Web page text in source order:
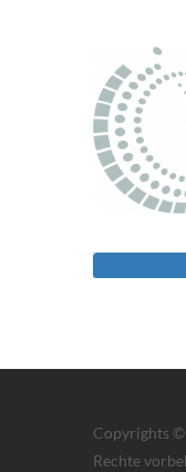
Copyrights
Rechte